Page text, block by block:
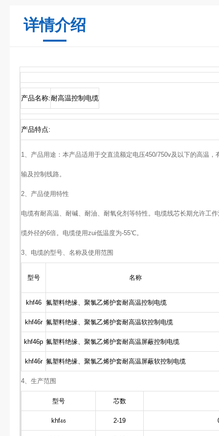
详情介绍
产品名称:耐高温控制电缆
产品特点:
1、产品用途：本产品适用于交直流额定电压450/750v及以下的高温
输及控制线路。
2、产品使用特性
电缆有耐高温、耐碱、耐油、耐氧化剂等特性。电缆线芯长期允许工
缆外径的6倍。电缆使用zui低温度为-55℃。
3、电缆的型号、名称及使用范围
型号 名称
khf46 氟塑料绝缘、聚氯乙烯护套耐高温控制电缆
khf46r 氟塑料绝缘、聚氯乙烯护套耐高温软控制电缆
khf46p 氟塑料绝缘、聚氯乙烯护套耐高温屏蔽控制电缆
khf46r 氟塑料绝缘、聚氯乙烯护套耐高温屏蔽软控制电缆
4、生产范围
型号 芯数
khf46 2-19